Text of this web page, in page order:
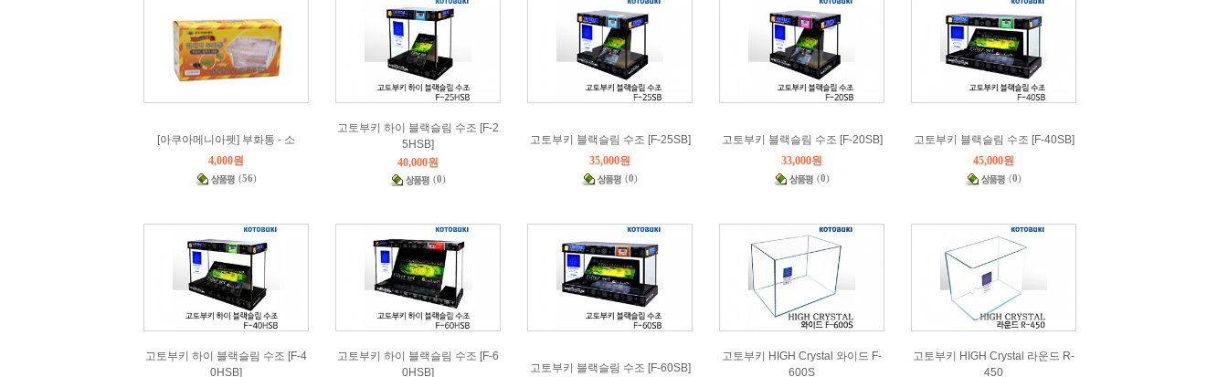
[아쿠아메니아펫] 부화통 - 소
4,000원
(56)
고토부키 하이 블랙슬림 수조 [F-2
5HSB]
40,000원
(0)
고토부키 블랙슬림 수조 [F-25SB]
35,000원
(0)
고토부키 블랙슬림 수조 [F-20SB]
33,000원
(0)
고토부키 블랙슬림 수조 [F-40SB]
45,000원
(0)
고토부키 하이 블랙슬림 수조 [F-4
0HSB]
고토부키 하이 블랙슬림 수조 [F-6
0HSB]
고토부키 블랙슬림 수조 [F-60SB]
고토부키 HIGH Crystal 와이드 F-
600S
고토부키 HIGH Crystal 라운드 R-
450